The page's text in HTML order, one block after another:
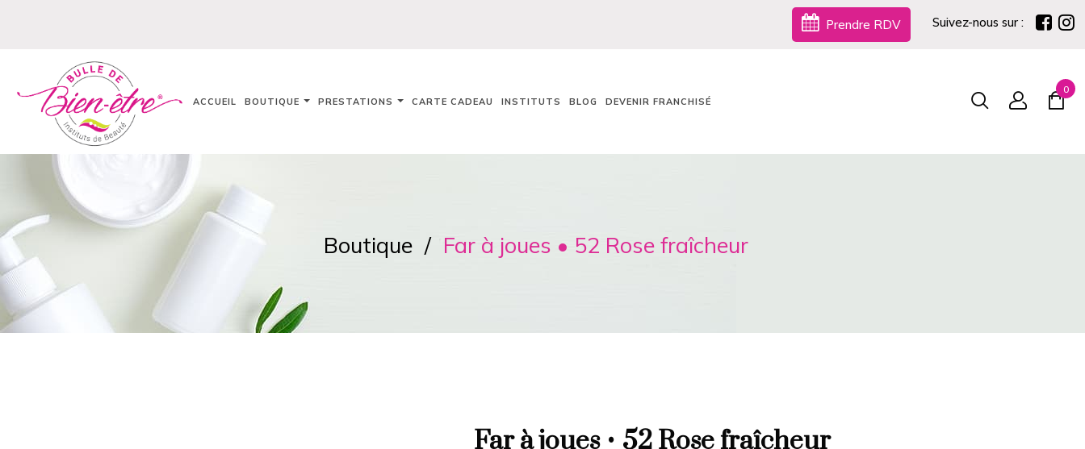
Prendre RDV Suivez-nous sur :
ACCUEIL BOUTIQUE PRESTATIONS CARTE CADEAU INSTITUTS BLOG DEVENIR FRANCHISÉ
0
Boutique Far à joues • 52 Rose fraîcheur
Far à joues • 52 Rose fraîcheur